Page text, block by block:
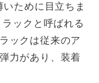
ために目立ちま
ックと呼ばれる
ックは従来のア
力があり、装着